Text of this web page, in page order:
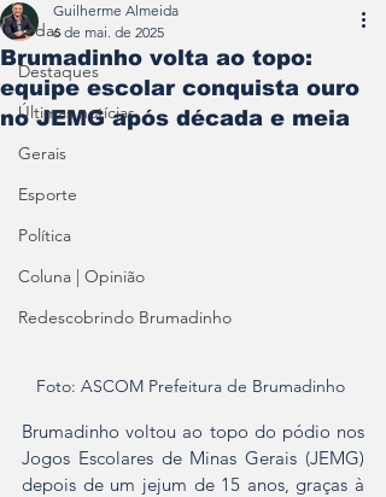
Todas
Destaques
Últimas notícias
Gerais
Esporte
Política
Coluna | Opinião
Redescobrindo Brumadinho
Brumadinho volta ao topo:
equipe escolar conquista ouro
no JEMG após década e meia
Guilherme Almeida
6 de mai. de 2025
Foto: ASCOM Prefeitura de Brumadinho
Brumadinho voltou ao topo do pódio nos
Jogos Escolares de Minas Gerais (JEMG)
depois de um jejum de 15 anos, graças à